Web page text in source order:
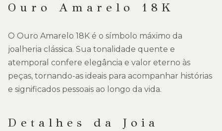
Ouro Amarelo 18K
O Ouro Amarelo 18K é o símbolo máximo da
joalheria clássica. Sua tonalidade quente e
atemporal confere elegância e valor eterno às
peças, tornando-as ideais para acompanhar histórias
e significados pessoais ao longo da vida.
Detalhes da Joia